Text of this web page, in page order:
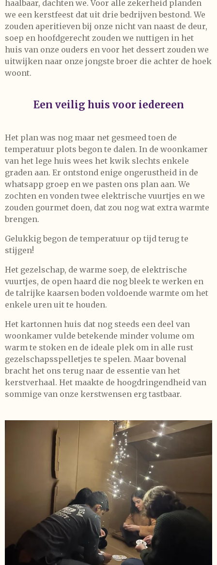
haalbaar, dachten we. Voor alle zekerheid planden
we een kerstfeest dat uit drie bedrijven bestond. We
zouden aperitieven bij onze nicht van naast de deur,
soep en hoofdgerecht zouden we nuttigen in het
huis van onze ouders en voor het dessert zouden we
uitwijken naar onze jongste broer die achter de hoek
woont.
Een veilig huis voor iedereen
Het plan was nog maar net gesmeed toen de
temperatuur plots begon te dalen. In de woonkamer
van het lege huis wees het kwik slechts enkele
graden aan. Er ontstond enige ongerustheid in de
whatsapp groep en we pasten ons plan aan. We
zochten en vonden twee elektrische vuurtjes en we
zouden gourmet doen, dat zou nog wat extra warmte
brengen.
Gelukkig begon de temperatuur op tijd terug te
stijgen!
Het gezelschap, de warme soep, de elektrische
vuurtjes, de open haard die nog bleek te werken en
de talrijke kaarsen boden voldoende warmte om het
enkele uren uit te houden.
Het kartonnen huis dat nog steeds een deel van
woonkamer vulde betekende minder volume om
warm te stoken en de ideale plek om in alle rust
gezelschapsspelletjes te spelen. Maar bovenal
bracht het ons terug naar de essentie van het
kerstverhaal. Het maakte de hoogdringendheid van
sommige van onze kerstwensen erg tastbaar.